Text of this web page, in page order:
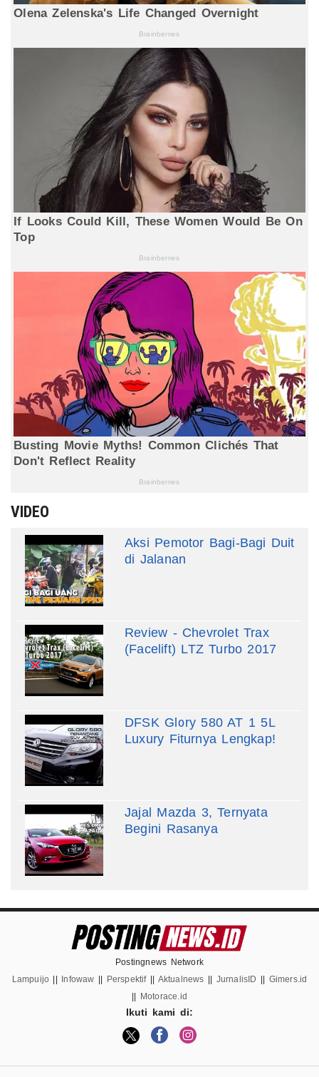
VIDEO
Aksi Pemotor Bagi-Bagi Duit
di Jalanan
Review - Chevrolet Trax
(Facelift) LTZ Turbo 2017
DFSK Glory 580 AT 1 5L
Luxury Fiturnya Lengkap!
Jajal Mazda 3, Ternyata
Begini Rasanya
Postingnews Network
Lampuijo
Infowaw Perspektif|| Aktualnews JurnalisID
Gimers.id
Motorace.id
Ikuti kami di: